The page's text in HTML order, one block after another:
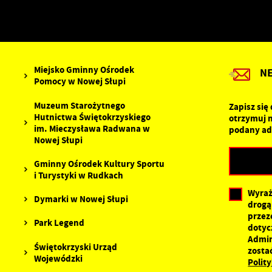
Miejsko Gminny Ośrodek
Pomocy w Nowej Słupi
Muzeum Starożytnego
Hutnictwa Świętokrzyskiego
im. Mieczysława Radwana w
Nowej Słupi
Gminny Ośrodek Kultury Sportu
i Turystyki w Rudkach
Dymarki w Nowej Słupi
Park Legend
Świętokrzyski Urząd
Wojewódzki
Zapisz
otrzymuj
podany